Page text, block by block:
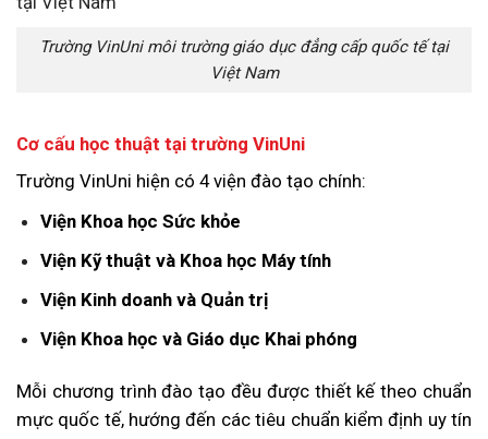
Trường VinUni môi trường giáo dục đẳng cấp quốc tế tại
Việt Nam
Cơ cấu học thuật tại trường VinUni
Trường VinUni hiện có 4 viện đào tạo chính:
Viện Khoa học Sức khỏe
Viện Kỹ thuật và Khoa học Máy tính
Viện Kinh doanh và Quản trị
Viện Khoa học và Giáo dục Khai phóng
Mỗi chương trình đào tạo đều được thiết kế theo chuẩn
mực quốc tế, hướng đến các tiêu chuẩn kiểm định uy tín